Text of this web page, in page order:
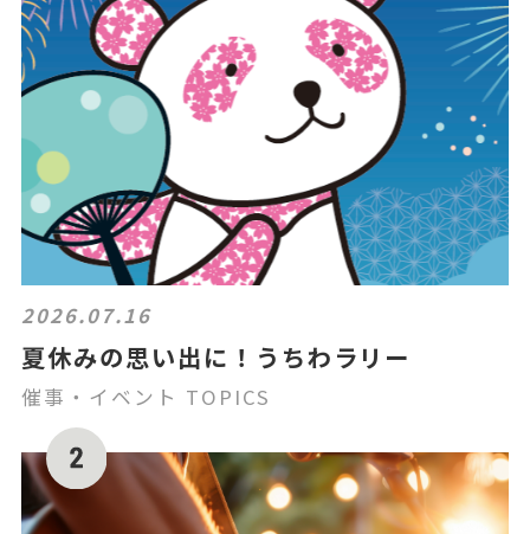
2026.07.16
夏休みの思い出に！うちわラリー
催事・イベント TOPICS